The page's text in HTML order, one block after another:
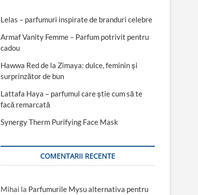
Lelas – parfumuri inspirate de branduri celebre
Armaf Vanity Femme – Parfum potrivit pentru
cadou
Hawwa Red de la Zimaya: dulce, feminin și
surprinzător de bun
Lattafa Haya – parfumul care știe cum să te
facă remarcată
Synergy Therm Purifying Face Mask
COMENTARII RECENTE
Mihai la Parfumurile Mysu alternativa pentru